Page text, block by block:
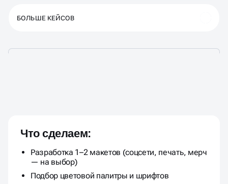
БОЛЬШЕ КЕЙСОВ
ПОД КЛЮЧ В ТОМСКЕ
Что сделаем:
Разработка 1–2 макетов (соцсети, печать, мерч
— на выбор)
Подбор цветовой палитры и шрифтов